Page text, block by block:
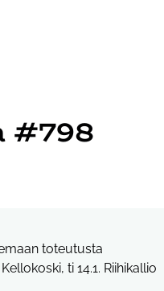
#798
toteutusta
ti 14.1. Riihikallio